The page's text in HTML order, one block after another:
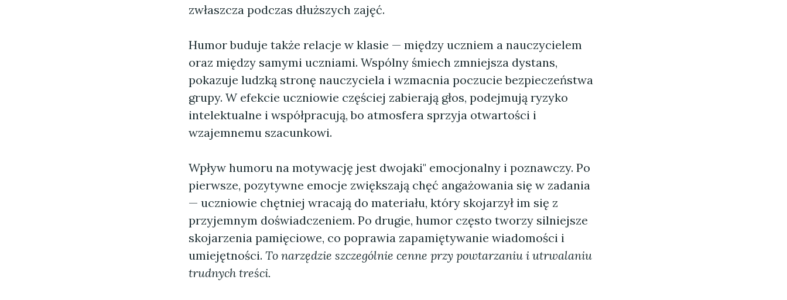
zwłaszcza podczas dłuższych zajęć.
Humor buduje także relacje w klasie — między uczniem a nauczycielem
oraz między samymi uczniami. Wspólny śmiech zmniejsza dystans,
pokazuje ludzką stronę nauczyciela i wzmacnia poczucie bezpieczeństwa
grupy. W efekcie uczniowie częściej zabierają głos, podejmują ryzyko
intelektualne i współpracują, bo atmosfera sprzyja otwartości i
wzajemnemu szacunkowi.
Wpływ humoru na motywację jest dwojaki" emocjonalny i poznawczy. Po
pierwsze, pozytywne emocje zwiększają chęć angażowania się w zadania
— uczniowie chętniej wracają do materiału, który skojarzył im się z
przyjemnym doświadczeniem. Po drugie, humor często tworzy silniejsze
skojarzenia pamięciowe, co poprawia zapamiętywanie wiadomości i
umiejętności. To narzędzie szczególnie cenne przy powtarzaniu i utrwalaniu
trudnych treści.